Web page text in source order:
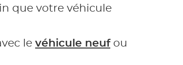
que votre véhicule
le véhicule neuf ou